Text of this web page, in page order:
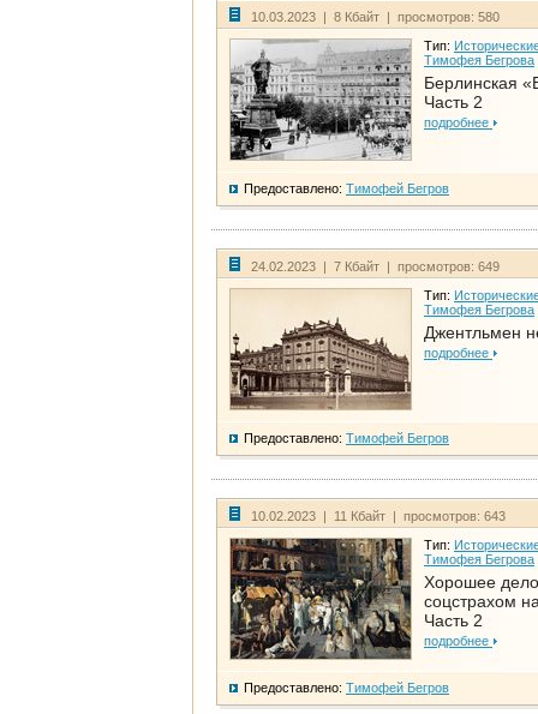
10.03.2023 | 8 Кбайт | просмотров: 580
Тип:
Тимофея Бегрова
Берлинская
Часть 2
подробнее
Предоставлено: Тимофей Бегров
24.02.2023 | 7 Кбайт | просмотров: 649
Тип:
Тимофея Бегрова
Джентльмен
подробнее
Предоставлено: Тимофей Бегров
10.02.2023 | 11 Кбайт | просмотров: 643
Тип:
Тимофея Бегрова
Хорошее дело
соцстрахом
Часть 2
подробнее
Предоставлено: Тимофей Бегров